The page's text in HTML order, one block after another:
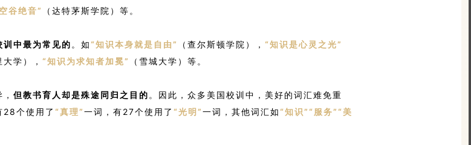
谷绝音” （达特茅斯学院）等。
中最为常见的 。如“知识本身就是自由” （查尔斯顿学院），“知识是心灵之光”
大学），“知识为求知者加冕” （雪城大学）等。
，但教书育人却是殊途同归之目的 。因此，众多美国校训中，美好的词汇难免重
28个使用了“真理”一词，有27个使用了“光明”一词，其他词汇如“知识”“服务”“美